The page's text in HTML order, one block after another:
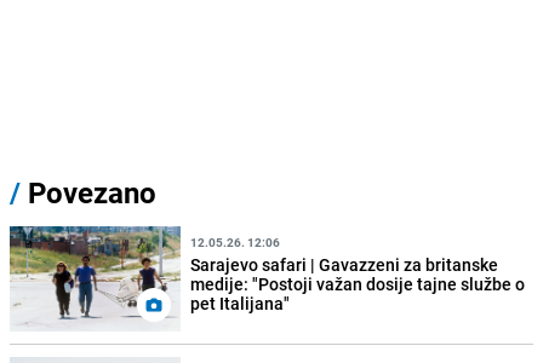
/ Povezano
12.05.26. 12:06
Sarajevo safari | Gavazzeni za britanske
medije: "Postoji važan dosije tajne službe o
pet Italijana"